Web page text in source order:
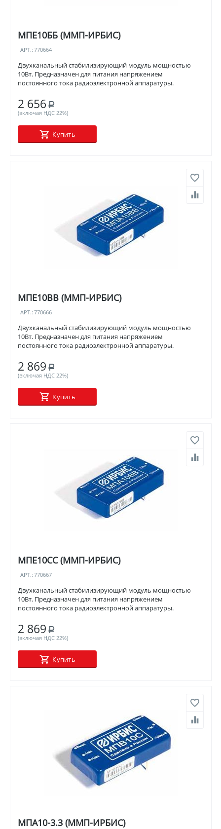
МПЕ10ББ (ММП-ИРБИС)
АРТ.: 770664
Двухканальный стабилизирующий модуль мощностью
10Вт. Предназначен для питания напряжением
постоянного тока радиоэлектронной аппаратуры.
2 656 Р
(включая НДС 22%)
Купить
МПЕ10ВВ (ММП-ИРБИС)
АРТ.: 770666
Двухканальный стабилизирующий модуль мощностью
10Вт. Предназначен для питания напряжением
постоянного тока радиоэлектронной аппаратуры.
2 869 Р
(включая НДС 22%)
Купить
МПЕ10СС (ММП-ИРБИС)
АРТ.: 770667
Двухканальный стабилизирующий модуль мощностью
10Вт. Предназначен для питания напряжением
постоянного тока радиоэлектронной аппаратуры.
2 869 Р
(включая НДС 22%)
Купить
МПА10-3.3 (ММП-ИРБИС)